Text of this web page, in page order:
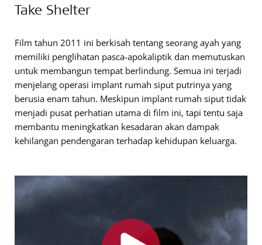
Take Shelter
Film tahun 2011 ini berkisah tentang seorang ayah yang
memiliki penglihatan pasca-apokaliptik dan memutuskan
untuk membangun tempat berlindung. Semua ini terjadi
menjelang operasi implant rumah siput putrinya yang
berusia enam tahun. Meskipun implant rumah siput tidak
menjadi pusat perhatian utama di film ini, tapi tentu saja
membantu meningkatkan kesadaran akan dampak
kehilangan pendengaran terhadap kehidupan keluarga.